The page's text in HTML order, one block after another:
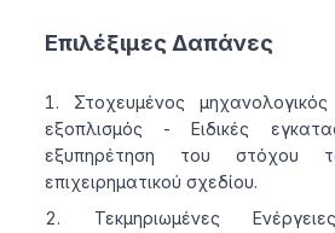
Επιλέξιμες Δαπάνες
Στοχευμένος
εξοπλισμός - Ειδικές
εξυπηρέτηση του στόχου
επιχειρηματικού σχεδίου.
Τεκμηριωμένες